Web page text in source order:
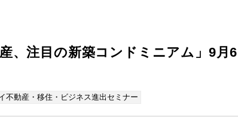
、注目の新築コンドミニアム」9月
不動産・移住・ビジネス進出セミナー